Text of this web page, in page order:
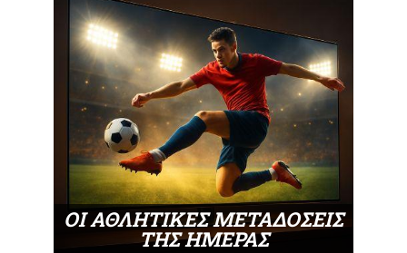
ΟΙ ΑΘΛΗΤΙΚΕΣ ΜΕΤΑΔΟΣΕΙΣ
ΤΗΣ ΗΜΕΡΑΣ